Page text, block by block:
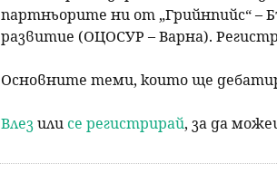
партньорите ни от „Грийнпийс“ –
развитие (ОЦОСУР – Варна).
Основните теми, които ще
Влезили се регистрирай, за да